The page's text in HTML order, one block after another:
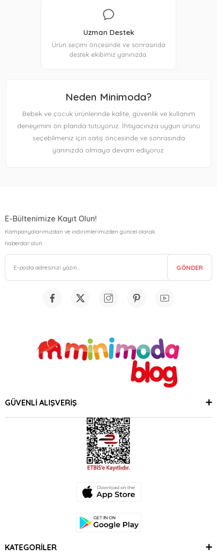
Uzman Destek
Ürün seçimi öncesinde ve sonrasında
destek ekibimiz yanınızda.
Neden Minimoda?
Bebek ve çocuk ürünlerinde kalite, güvenlik ve kullanım
deneyimini ön planda tutuyoruz. İhtiyacınıza uygun ürünü
seçebilmeniz için satış öncesinde ve sonrasında
yanınızda olmaya devam ediyoruz.
E-Bültenimize Kayıt Olun!
Kampanyalarımızdan ve indirimlerimizden güncel olarak
haberdar olun.
GÖNDER
GÜVENLİ ALIŞVERİŞ
KATEGORİLER